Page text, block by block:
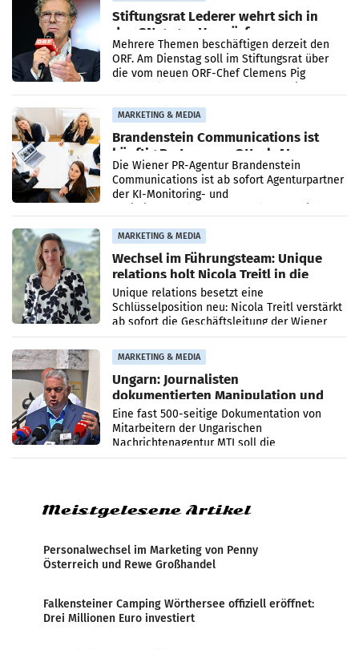
Stiftungsrat Lederer wehrt sich in
den SN gegen Vorwürfe
Mehrere Themen beschäftigen derzeit den
ORF. Am Dienstag soll im Stiftungsrat über
die vom neuen ORF-Chef Clemens Pig
MARKETING & MEDIA
Brandenstein Communications ist
künftig Partner von OtterlyAI
Die Wiener PR-Agentur Brandenstein
Communications ist ab sofort Agenturpartner
der KI-Monitoring- und
MARKETING & MEDIA
Wechsel im Führungsteam: Unique
relations holt Nicola Treitl in die
Geschäftsleitung
Unique relations besetzt eine
Schlüsselposition neu: Nicola Treitl verstärkt
ab sofort die Geschäftsleitung der Wiener
PR-Agentur an der Seite von Josef Kalina und
Anna Kalina-Mahr.
MARKETING & MEDIA
Ungarn: Journalisten
dokumentierten Manipulation und
Zensur
Eine fast 500-seitige Dokumentation von
Mitarbeitern der Ungarischen
Nachrichtenagentur MTI soll die
systematische Nachrichten-Manipulation und
Meistgelesene Artikel
Personalwechsel im Marketing von Penny
Österreich und Rewe Großhandel
Falkensteiner Camping Wörthersee offiziell eröffnet:
Drei Millionen Euro investiert